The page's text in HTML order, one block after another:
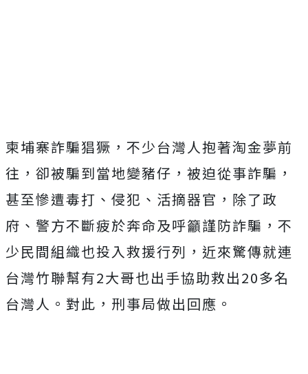
柬埔寨詐騙猖獗，不少台灣人抱著淘金夢前
往，卻被騙到當地變豬仔，被迫從事詐騙，
甚至慘遭毒打、侵犯、活摘器官，除了政
府、警方不斷疲於奔命及呼籲謹防詐騙，不
少民間組織也投入救援行列，近來驚傳就連
台灣竹聯幫有2大哥也出手協助救出20多名
台灣人。對此，刑事局做出回應。